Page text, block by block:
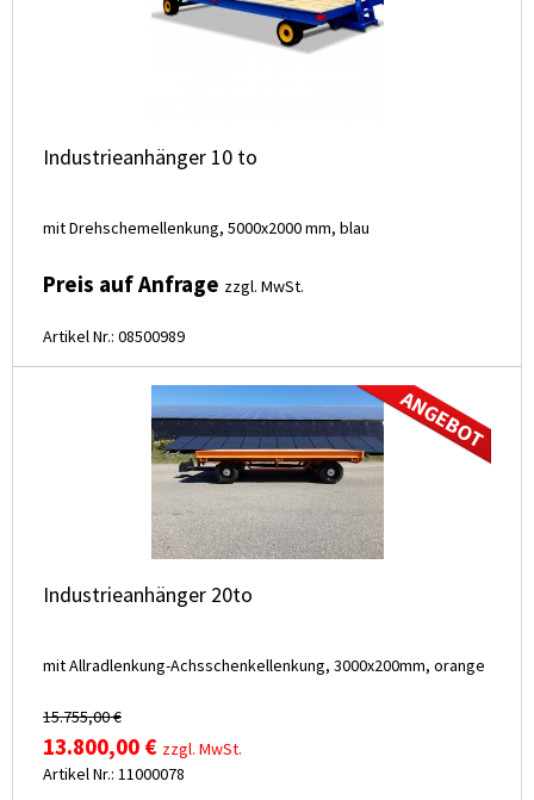
Industrieanhänger 10 to
mit Drehschemellenkung, 5000x2000 mm, blau
Preis auf Anfrage zzgl. MwSt.
Artikel Nr.: 08500989
Industrieanhänger 20to
mit Allradlenkung-Achsschenkellenkung, 3000x200mm, orange
15.755,00 €
13.800,00 € zzgl. MwSt.
Artikel Nr.: 11000078